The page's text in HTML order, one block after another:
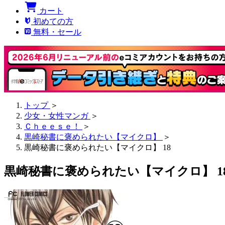
カート
初めての方
無料・セール
トップ ＞
少女・女性マンガ ＞
Ｃｈｅｅｓｅ！
＞
黒崎秘書に褒められたい【マイクロ】
＞
黒崎秘書に褒められたい【マイクロ】 18
黒崎秘書に褒められたい【マイクロ】